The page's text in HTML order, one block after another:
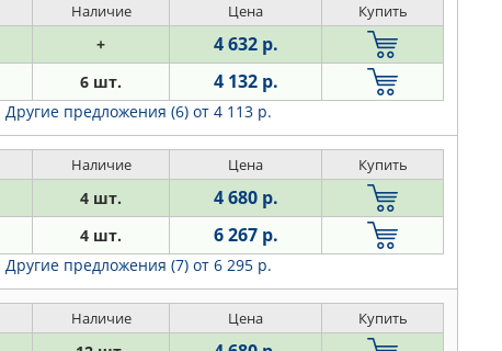
Наличие Цена Купить
+ 4 632 р.
6 шт. 4 132 р.
Другие предложения (6) от 4 113 р.
Наличие Цена Купить
4 шт. 4 680 р.
4 шт. 6 267 р.
Другие предложения (7) от 6 295 р.
Наличие Цена Купить